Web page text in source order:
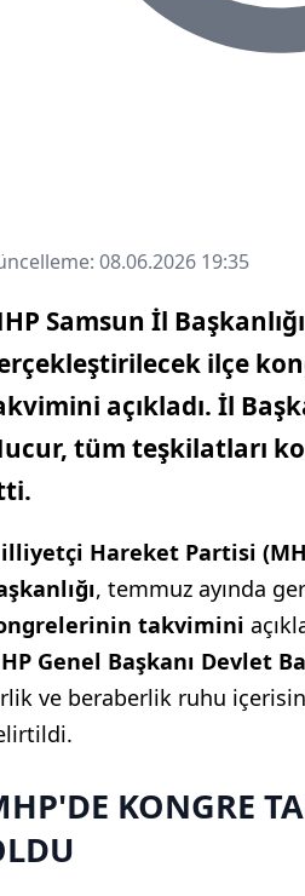
08.06.2026 19:35
Samsun İl
ilçe
açıkladı. İl
tüm teşkilatları
Hareket Partisi
, temmuz ayında
takvimini
Genel Başkanı Devlet
ve beraberlik ruhu
KONGRE